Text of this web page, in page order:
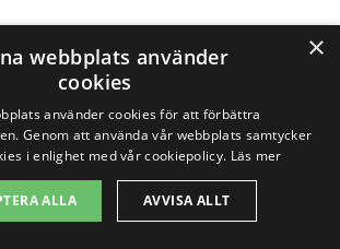
×
webbplats använder
cookies
använder cookies för att förbättra
Genom att använda vår webbplats samtycker
i enlighet med vår cookiepolicy. Läs mer
ALLA AVVISA ALLT